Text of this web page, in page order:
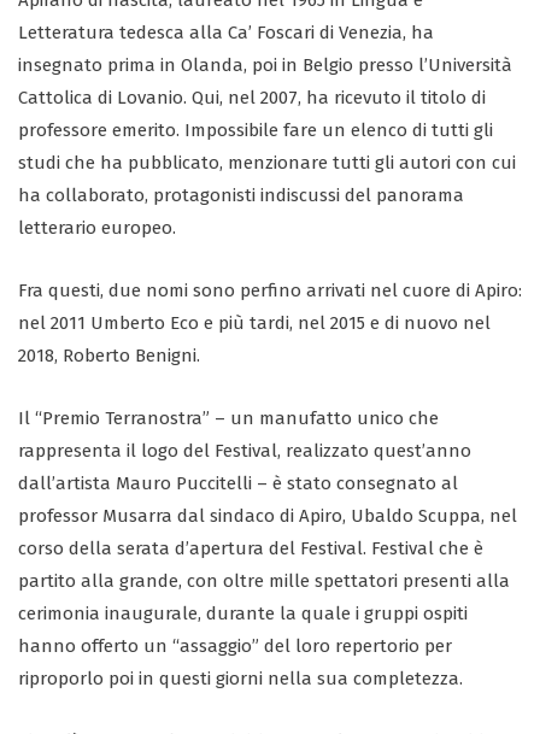
Letteratura tedesca alla Ca’ Foscari di Venezia, ha
insegnato prima in Olanda, poi in Belgio presso l’Università
Cattolica di Lovanio. Qui, nel 2007, ha ricevuto il titolo di
professore emerito. Impossibile fare un elenco di tutti gli
studi che ha pubblicato, menzionare tutti gli autori con cui
ha collaborato, protagonisti indiscussi del panorama
letterario europeo.
Fra questi, due nomi sono perfino arrivati nel cuore di Apiro:
nel 2011 Umberto Eco e più tardi, nel 2015 e di nuovo nel
2018, Roberto Benigni.
Il “Premio Terranostra” – un manufatto unico che
rappresenta il logo del Festival, realizzato quest’anno
dall’artista Mauro Puccitelli – è stato consegnato al
professor Musarra dal sindaco di Apiro, Ubaldo Scuppa, nel
corso della serata d’apertura del Festival. Festival che è
partito alla grande, con oltre mille spettatori presenti alla
cerimonia inaugurale, durante la quale i gruppi ospiti
hanno offerto un “assaggio” del loro repertorio per
riproporlo poi in questi giorni nella sua completezza.